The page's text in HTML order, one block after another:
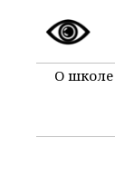
О школе